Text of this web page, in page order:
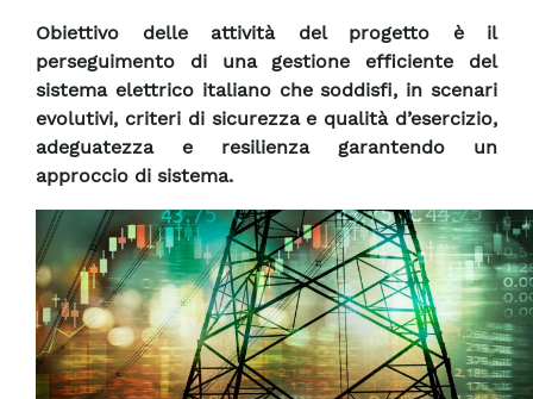
Obiettivo delle attività del progetto è il
perseguimento di una gestione efficiente del
sistema elettrico italiano che soddisfi, in scenari
evolutivi, criteri di sicurezza e qualità d’esercizio,
adeguatezza e resilienza garantendo un
approccio di sistema.